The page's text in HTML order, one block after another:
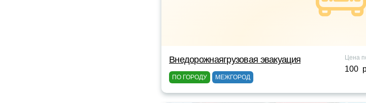
Внедорожнаягрузовая эвакуация
ПО ГОРОДУ МЕЖГОРОД
Цена
100